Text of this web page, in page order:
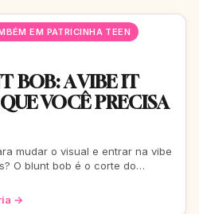
EM PATRICINHA TEEN
BOB: A VIBE IT
VOCÊ PRECISA
mudar o visual e entrar na vibe
O blunt bob é o corte do
ele
→